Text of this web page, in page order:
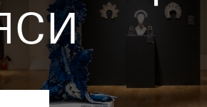
Пройти опрос